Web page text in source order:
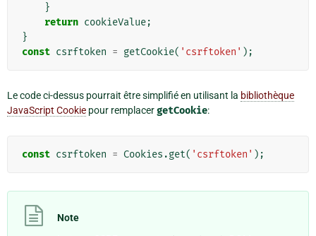
}
return cookieValue;
}
const csrftoken = getCookie( 'csrftoken' );
Le code ci-dessus pourrait être simplifié en utilisant la bibliothèque
JavaScript Cookie pour remplacergetCookie:
const csrftoken = Cookies .get( 'csrftoken' );
Note